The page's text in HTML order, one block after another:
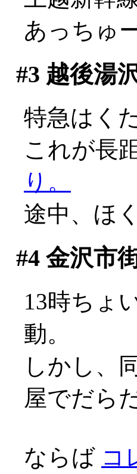
あっちゅ
#3 越後湯
特急はく
これが長
り。
途中、ほ
#4金沢市
13時ちょ
動。
しかし、
屋でだら
ならば コ